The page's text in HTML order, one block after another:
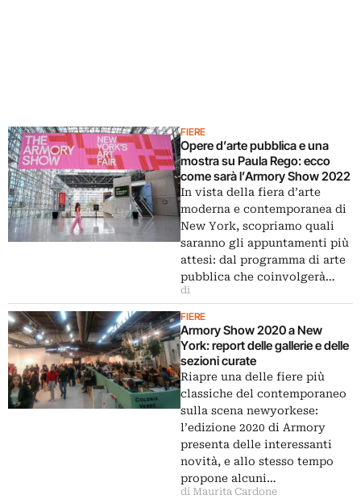
FIERE
Opere d’arte pubblica e una
mostra su Paula Rego: ecco
come sarà l’Armory Show 2022
In vista della fiera d’arte
moderna e contemporanea di
New York, scopriamo quali
saranno gli appuntamenti più
attesi: dal programma di arte
pubblica che coinvolgerà…
di
FIERE
Armory Show 2020 a New
York: report delle gallerie e delle
sezioni curate
Riapre una delle fiere più
classiche del contemporaneo
sulla scena newyorkese:
l’edizione 2020 di Armory
presenta delle interessanti
novità, e allo stesso tempo
propone alcuni…
di Maurita Cardone